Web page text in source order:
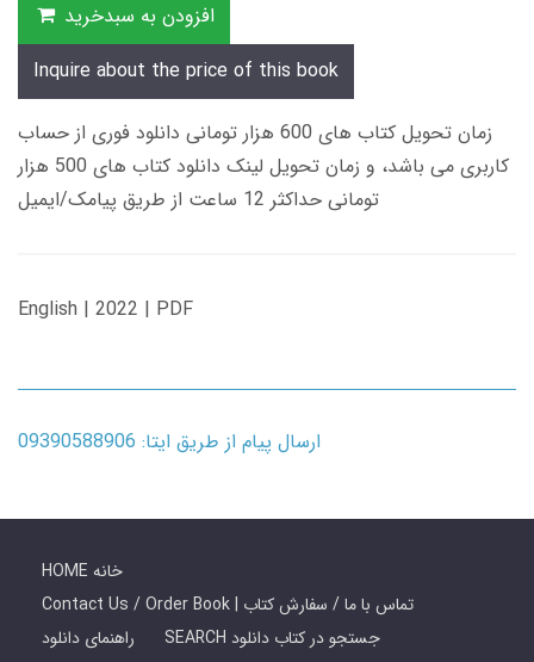
افزودن به سبدخرید
Inquire about the price of this book
زمان تحویل کتاب های 600 هزار تومانی دانلود فوری از حساب
کاربری می باشد، و زمان تحویل لینک دانلود کتاب های 500 هزار
تومانی حداکثر 12 ساعت از طریق پیامک/ایمیل
English | 2022 | PDF
ارسال پیام از طریق ایتا: 09390588906
HOME خانه
Contact Us / Order Book | تماس با ما / سفارش کتاب
راهنمای دانلود
SEARCH جستجو در کتاب دانلود